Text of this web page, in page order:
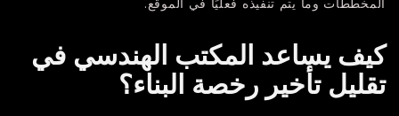
كيف يساعد المكتب الهندسي في
تقليل تأخير رخصة البناء؟